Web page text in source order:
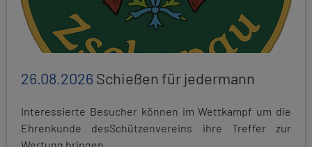
26.08.2026Schießen für jedermann
Interessierte Besucher können im Wettkampf um die
Ehrenkunde desSchützenvereins ihre Treffer zur